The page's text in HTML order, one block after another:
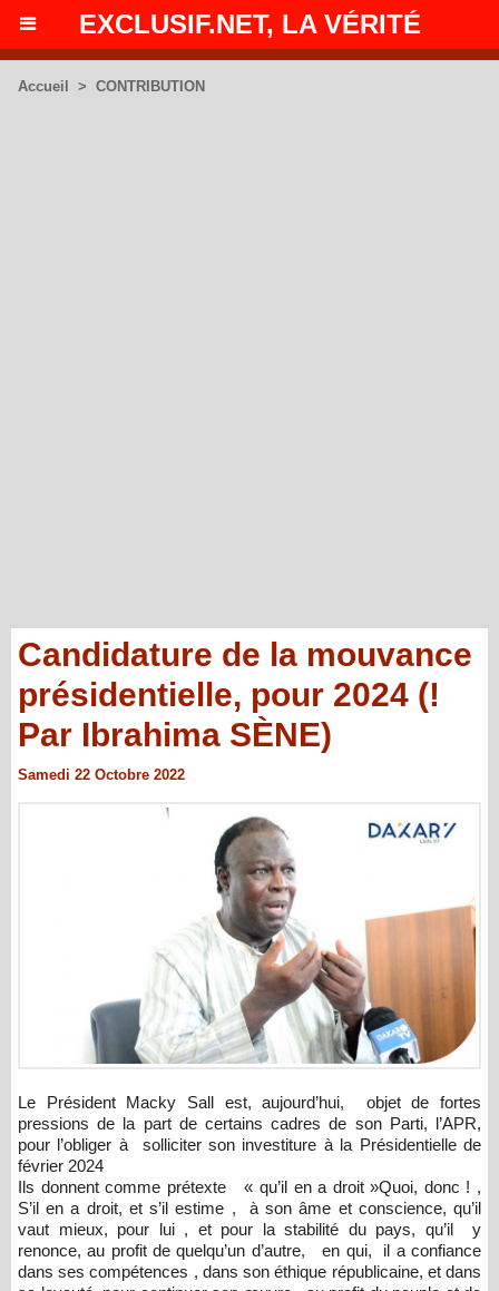
EXCLUSIF.NET, LA VÉRITÉ
Accueil > CONTRIBUTION
Candidature de la mouvance
présidentielle, pour 2024 (!
Par Ibrahima SÈNE)
Samedi 22 Octobre 2022
Le Président Macky Sall est, aujourd’hui, objet de fortes
pressions de la part de certains cadres de son Parti, l’APR,
pour l’obliger à solliciter son investiture à la Présidentielle de
février 2024
Ils donnent comme prétexte « qu’il en a droit »Quoi, donc ! ,
S’il en a droit, et s’il estime , à son âme et conscience, qu’il
vaut mieux, pour lui , et pour la stabilité du pays, qu’il y
renonce, au profit de quelqu’un d’autre, en qui, il a confiance
dans ses compétences , dans son éthique républicaine, et dans